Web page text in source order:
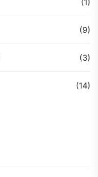
(1)
(9)
(3)
(14)